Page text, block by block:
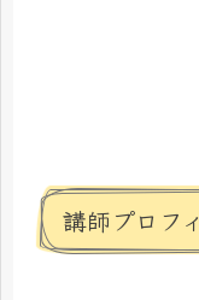
講師プロフ